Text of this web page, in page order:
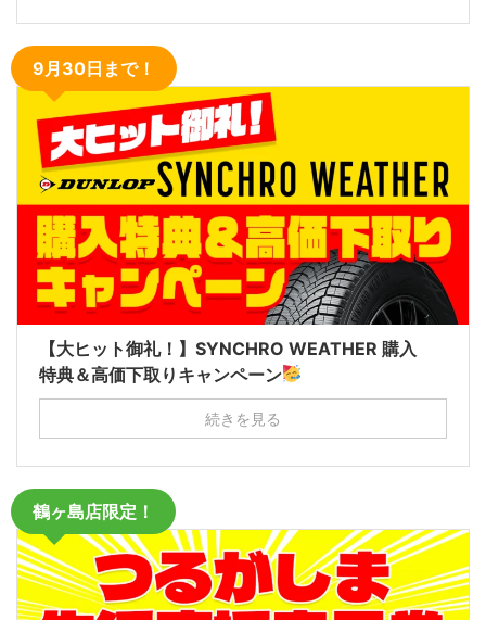
9月30日まで！
【大ヒット御礼！】SYNCHRO WEATHER 購入
特典＆高価下取りキャンペーン
続きを見る
鶴ヶ島店限定！